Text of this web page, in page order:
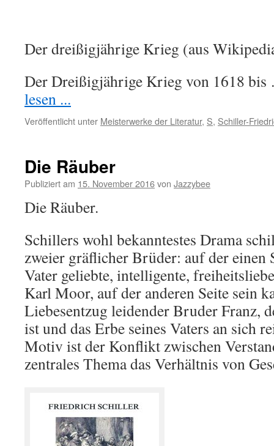
Der dreißigjährige Krieg (aus
Der Dreißigjährige Krieg von 1618
lesen ...
Veröffentlicht unter Meisterwerke der Literatur, S, Schiller-
Die Räuber
Publiziert am 15. November 2016von Jazzybee
Die Räuber.
Schillers wohl bekanntestes Drama
zweier gräflicher Brüder: auf der einen
Vater geliebte, intelligente,
Karl Moor, auf der anderen Seite sein
Liebesentzug leidender Bruder Franz,
ist und das Erbe seines Vaters an sich
Motiv ist der Konflikt zwischen
zentrales Thema das Verhältnis von